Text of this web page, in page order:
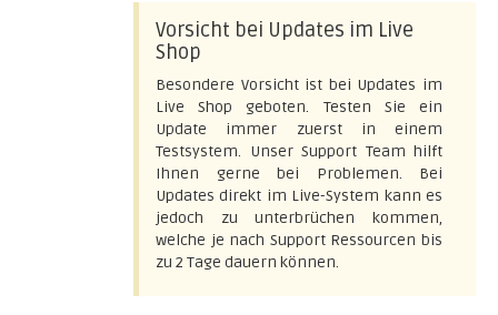
Vorsicht bei Updates im Live
Shop
Besondere Vorsicht ist bei Updates im
Live Shop geboten. Testen Sie ein
Update immer zuerst in einem
Testsystem. Unser Support Team hilft
Ihnen gerne bei Problemen. Bei
Updates direkt im Live-System kann es
jedoch zu unterbrüchen kommen,
welche je nach Support Ressourcen bis
zu 2 Tage dauern können.